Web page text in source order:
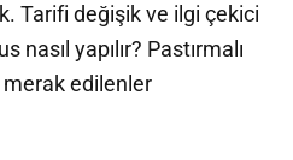
Tarifi değişik ve ilgi çekici
nasıl yapılır? Pastırmalı
merak edilenler